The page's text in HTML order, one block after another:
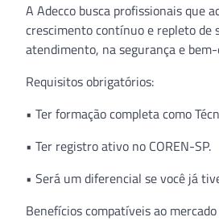
A Adecco busca profissionais que
crescimento contínuo e repleto de
atendimento, na segurança e
Requisitos obrigatórios:
• Ter formação completa como
• Ter registro ativo no COREN-SP.
• Será um diferencial se você já
Benefícios compatíveis ao